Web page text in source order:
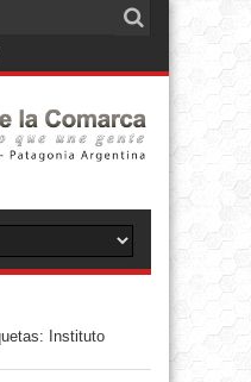
Instituto